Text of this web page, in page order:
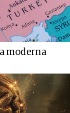
moderna